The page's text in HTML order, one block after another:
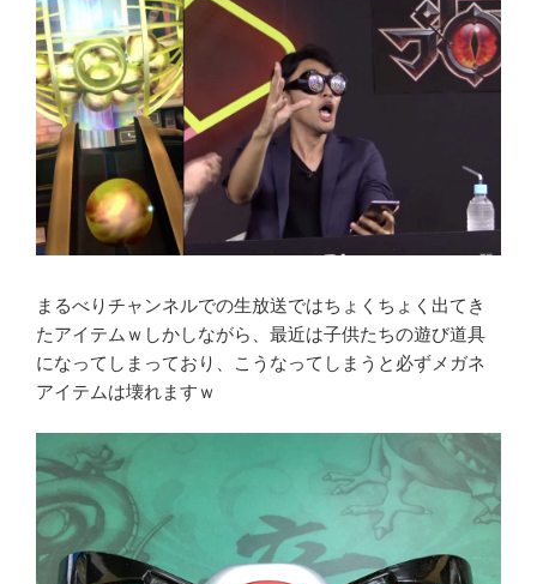
まるべりチャンネルでの生放送ではちょくちょく出てき
たアイテムｗしかしながら、最近は子供たちの遊び道具
になってしまっており、こうなってしまうと必ずメガネ
アイテムは壊れますｗ